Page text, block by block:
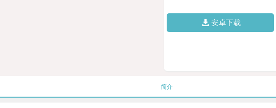
安卓下载
简介